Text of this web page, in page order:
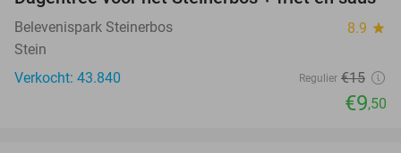
Belevenispark Steinerbos 8.9 star
Stein
Verkocht: 43.840
Regulier €15
€9,50